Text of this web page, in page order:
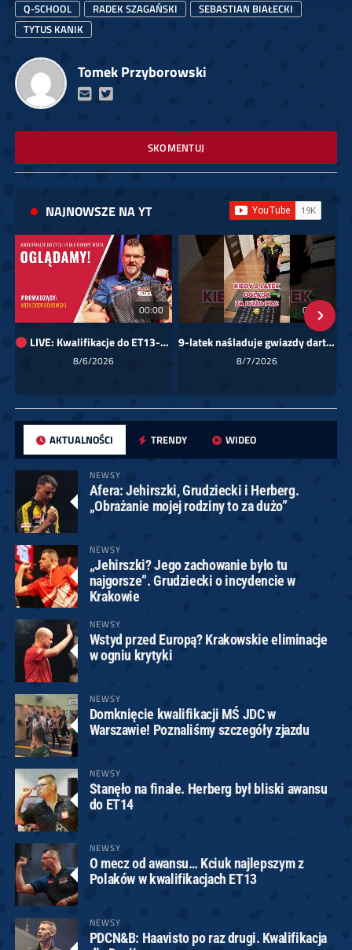
Q-SCHOOL
RADEK SZAGAŃSKI
SEBASTIAN BIAŁECKI
TYTUS KANIK
Tomek Przyborowski
SKOMENTUJ
NAJNOWSZE NA YT
00:00
LIVE: Kwalifikacje do ET13-14 dla Europy Wschodniej
8/6/2026
01:08
9-latek naśladuje gwiazdy darta!
8/7/2026
AKTUALNOŚCI TRENDY WIDEO
NEWSY
Afera: Jehirszki, Grudziecki i Herberg.
„Obrażanie mojej rodziny to za dużo”
NEWSY
„Jehirszki? Jego zachowanie było tu
najgorsze”. Grudziecki o incydencie w
Krakowie
NEWSY
Wstyd przed Europą? Krakowskie eliminacje
w ogniu krytyki
NEWSY
Domknięcie kwalifikacji MŚ JDC w
Warszawie! Poznaliśmy szczegóły zjazdu
NEWSY
Stanęło na finale. Herberg był bliski awansu
do ET14
NEWSY
O mecz od awansu… Kciuk najlepszym z
Polaków w kwalifikacjach ET13
NEWSY
PDCN&B: Haavisto po raz drugi. Kwalifikacja